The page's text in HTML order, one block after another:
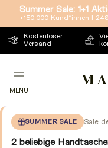
Direkt
zum
Inhalt
Summer Sale: 1+1
+150.000 Kund*innen l
Kostenloser
Versand
MENÜ
SUMMER SALE Sale
2 beliebige